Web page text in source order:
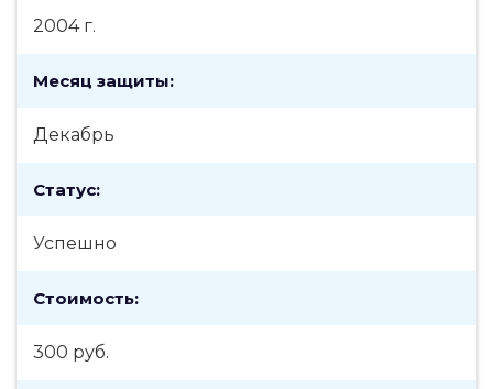
2004 г.
Месяц защиты:
Декабрь
Статус:
Успешно
Стоимость:
300 руб.